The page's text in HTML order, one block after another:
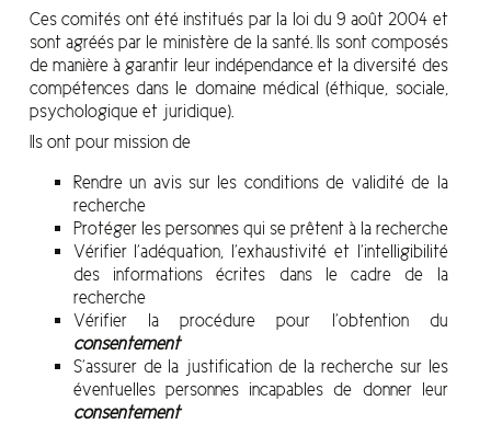
Ces comités ont été institués par la loi du 9 août 2004 et
sont agréés par le ministère de la santé. Ils sont composés
de manière à garantir leur indépendance et la diversité des
compétences dans le domaine médical (éthique, sociale,
psychologique et juridique).
Ils ont pour mission de
Rendre un avis sur les conditions de validité de la
recherche
Protéger les personnes qui se prêtent à la recherche
Vérifier l’adéquation, l’exhaustivité et l’intelligibilité
des informations écrites dans le cadre de la
recherche
Vérifier la procédure pour l’obtention du
consentement
S’assurer de la justification de la recherche sur les
éventuelles personnes incapables de donner leur
consentement